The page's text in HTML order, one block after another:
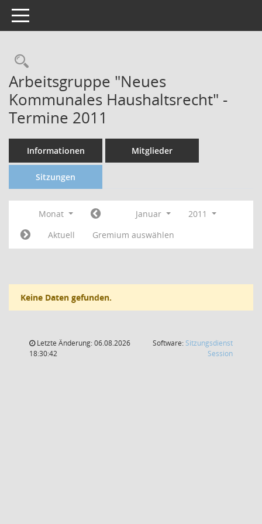
Toggle navigation
Arbeitsgruppe "Neues
Kommunales Haushaltsrecht" -
Termine 2011
Informationen Mitglieder
Sitzungen
Monat Januar
2011
Aktuell
Gremium auswählen
Keine Daten gefunden.
Letzte Änderung: 06.08.2026
18:30:42
Software: Sitzungsdienst
Session(Wird in